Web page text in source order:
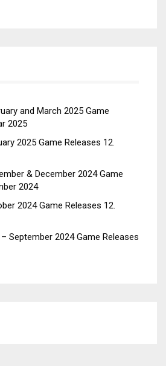
and March 2025 Game
2025
2025 Game Releases 12.
& December 2024 Game
2024
2024 Game Releases 12.
September 2024 Game Releases